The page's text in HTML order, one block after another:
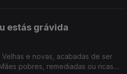
estás grávida
Velhas e novas, acabadas de ser
pobres, remediadas ou ricas.